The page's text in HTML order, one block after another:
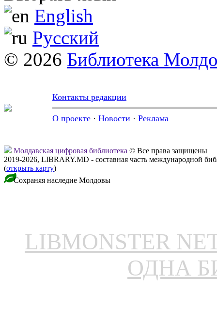
English
Русский
© 2026 Библиотека
Контакты редакции
О проекте · Новости · Реклама
Молдавская цифровая библиотека © Все права защищены
2019-2026, LIBRARY.MD - составная часть международной
(открыть карту)
Сохраняя наследие Молдовы
LIBMONSTER
ОДНА